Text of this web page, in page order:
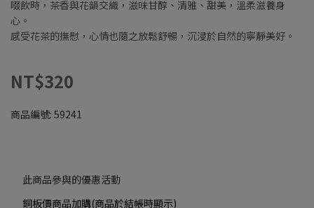
啜飲時，茶香與花韻交織，滋味甘醇、清雅、甜美，溫柔滋養身
心。
感受花茶的撫慰，心情也隨之放鬆舒暢，沉浸於自然的寧靜美好。
NT$320
商品編號: 59241
此商品參與的優惠活動
銅板價商品加購(商品於結帳時顯示)